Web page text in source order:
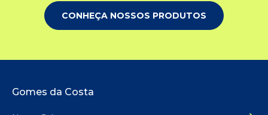
CONHEÇA NOSSOS PRODUTOS
Rodapé do site
Gomes da Costa